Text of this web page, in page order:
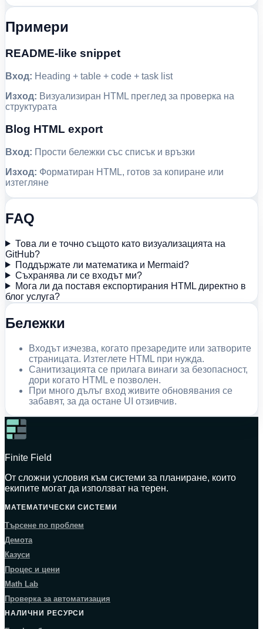
Примери
README-like snippet
Вход: Heading + table + code + task list
Изход: Визуализиран HTML преглед за проверка на
структурата
Blog HTML export
Вход: Прости бележки със списък и връзки
Изход: Форматиран HTML, готов за копиране или
изтегляне
FAQ
Това ли е точно същото като визуализацията на
GitHub?
Поддържате ли математика и Mermaid?
Съхранява ли се входът ми?
Мога ли да поставя експортирания HTML директно в
блог услуга?
Бележки
Входът изчезва, когато презаредите или затворите
страницата. Изтеглете HTML при нужда.
Санитизацията се прилага винаги за безопасност,
дори когато HTML е позволен.
При много дълъг вход живите обновявания се
забавят, за да остане UI отзивчив.
Finite Field
От сложни условия към системи за планиране, които
екипите могат да използват на терен.
МАТЕМАТИЧЕСКИ СИСТЕМИ
Търсене по проблем
Демота
Казуси
Процес и цени
Math Lab
Проверка за автоматизация
НАЛИЧНИ РЕСУРСИ